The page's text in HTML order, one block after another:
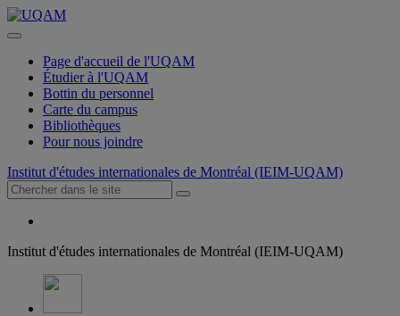
Page d'accueil de l'UQAM
Étudier à l'UQAM
Bottin du personnel
Carte du campus
Bibliothèques
Pour nous joindre
Institut d'études internationales de Montréal (IEIM-UQAM)
Institut d'études internationales de Montréal (IEIM-UQAM)